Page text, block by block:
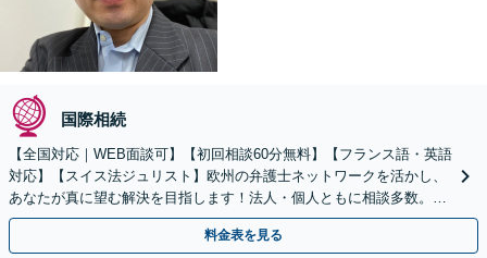
国際相続
【全国対応｜WEB面談可】【初回相談60分無料】【フランス語・英語
対応】【スイス法ジュリスト】欧州の弁護士ネットワークを活かし、
あなたが真に望む解決を目指します！法人・個人ともに相談多数。細
やかな連絡と粘り強い交渉を徹底【休日・夜間相談可】
料金表を見る